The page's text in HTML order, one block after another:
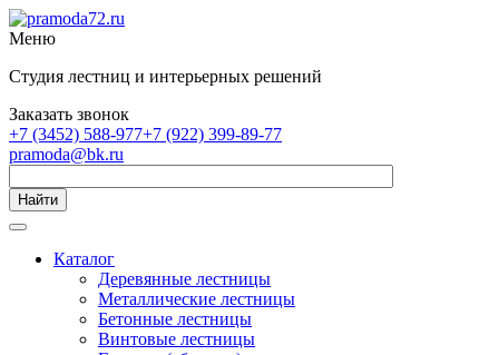
Меню
Студия лестниц и интерьерных решений
Заказать звонок
+7 (3452) 588-977+7 (922) 399-89-77
pramoda@bk.ru
Найти
Каталог
Деревянные лестницы
Металлические лестницы
Бетонные лестницы
Винтовые лестницы